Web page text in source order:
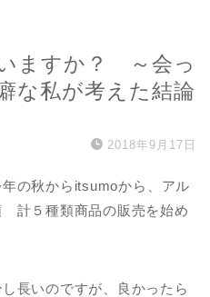
ますか？ ～会っ
な私が考えた結論
2018年9月17日
の秋からitsumoから、アル
計５種類商品の販売を始め
長いのですが、良かったら